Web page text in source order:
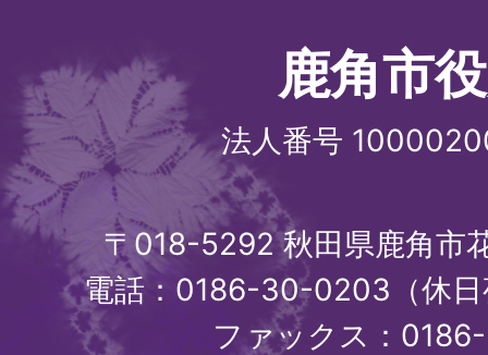
鹿角市
法人番号
〒018-5292 秋田県鹿角市
電話：0186-30-0203（休
ファックス：